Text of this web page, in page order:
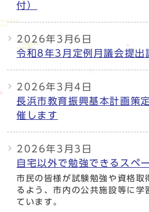
付）
2026年3月6日
令和8年3月定例月議会提出
2026年3月4日
長浜市教育振興基本計画策
催します
2026年3月3日
自宅以外で勉強できるスペ
市民の皆様が試験勉強や資格取
るよう、市内の公共施設等に学
ています。